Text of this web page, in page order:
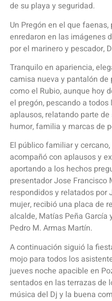
de su playa y seguridad.
Un Pregón en el que
enredaron en las imágenes
por el marinero y pescador,
Tranquilo en apariencia,
camisa nueva y pantalón de
como el Rubio, aunque hoy
el pregón, pescando a
aplausos, relatando parte
humor, familia y marcas de
El público familiar y
acompañó con aplausos y
aportando a los hechos
presentador Jose Francisco
respondidos y relatados por
mujer, recibió una placa de
alcalde, Matías Peña García
Pedro M. Armas Martín.
A continuación siguió la
mojo para todos los
jueves noche apacible en
sentados en las terrazas de
música del Dj y la buena